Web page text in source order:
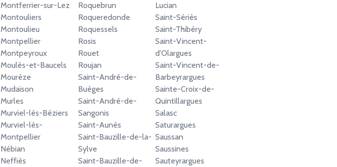
Montferrier-sur-Lez
Montouliers
Montoulieu
Montpellier
Montpeyroux
Moulès-et-Baucels
Mourèze
Mudaison
Murles
Murviel-lès-Béziers
Murviel-lès-
Montpellier
Nébian
Neffiès
Roquebrun
Roqueredonde
Roquessels
Rosis
Rouet
Roujan
Saint-André-de-
Buèges
Saint-André-de-
Sangonis
Saint-Aunès
Saint-Bauzille-de-la-
Sylve
Saint-Bauzille-de-
Lucian
Saint-Sériès
Saint-Thibéry
Saint-Vincent-
d'Olargues
Saint-Vincent-de-
Barbeyrargues
Sainte-Croix-de-
Quintillargues
Salasc
Saturargues
Saussan
Saussines
Sauteyrargues